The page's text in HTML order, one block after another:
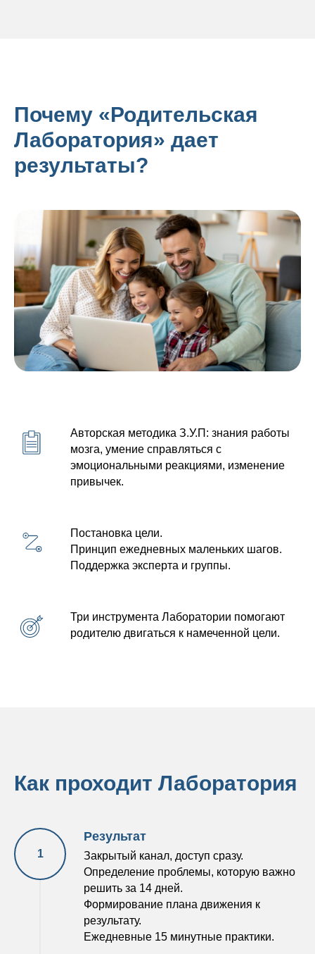
Почему «Родительская
Лаборатория» дает
результаты?
Авторская методика З.У.П: знания работы
мозга, умение справляться с
эмоциональными реакциями, изменение
привычек.
Постановка цели.
Принцип ежедневных маленьких шагов.
Поддержка эксперта и группы.
Три инструмента Лаборатории помогают
родителю двигаться к намеченной цели.
Как проходит Лаборатория
Результат
Закрытый канал, доступ сразу.
Определение проблемы, которую важно
решить за 14 дней.
Формирование плана движения к
результату.
Ежедневные 15 минутные практики.